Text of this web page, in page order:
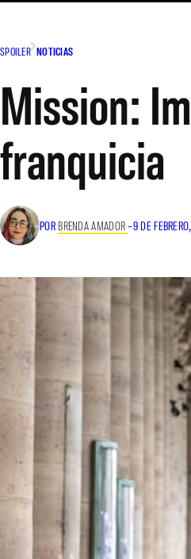
SPOILER NOTICIAS
Mission:
franquicia
POR BRENDA AMADOR–9 DE